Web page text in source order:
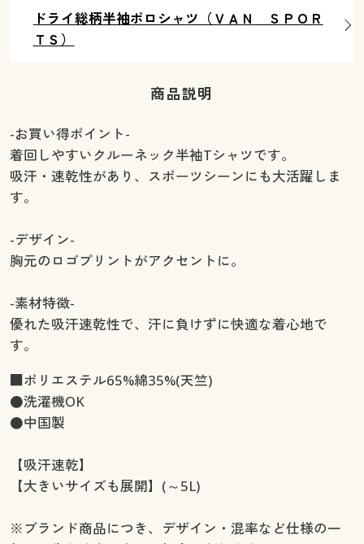
ドライ総柄半袖ポロシャツ（ＶＡＮ ＳＰＯＲ
ＴＳ）
商品説明
-お買い得ポイント-
着回しやすいクルーネック半袖Tシャツです。
吸汗・速乾性があり、スポーツシーンにも大活躍しま
す。
-デザイン-
胸元のロゴプリントがアクセントに。
-素材特徴-
優れた吸汗速乾性で、汗に負けずに快適な着心地で
す。
■ポリエステル65%綿35%(天竺)
●洗濯機OK
●中国製
【吸汗速乾】
【大きいサイズも展開】(～5L)
※ブランド商品につき、デザイン・混率など仕様の一